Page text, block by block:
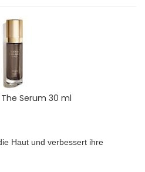
The Serum 30 ml
Haut und verbessert ihre